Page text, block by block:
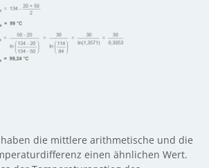
die mittlere arithmetische und die
einen ähnlichen Wert.